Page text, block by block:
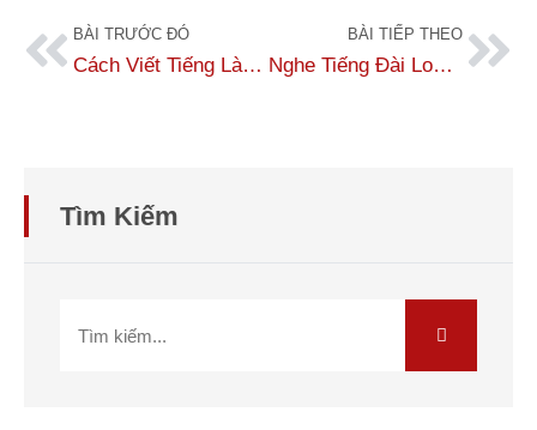
BÀI TRƯỚC ĐÓ
Cách Viết Tiếng Lào Cho Người Tự Học Dễ Hiểu, Đúng Chuẩn
BÀI TIẾP THEO
Nghe Tiếng Đài Loan: Hướng Dẫn Luyện Nghe Hiệu Quả Từ Cơ Bản Đến Nâng Cao
Tìm Kiếm